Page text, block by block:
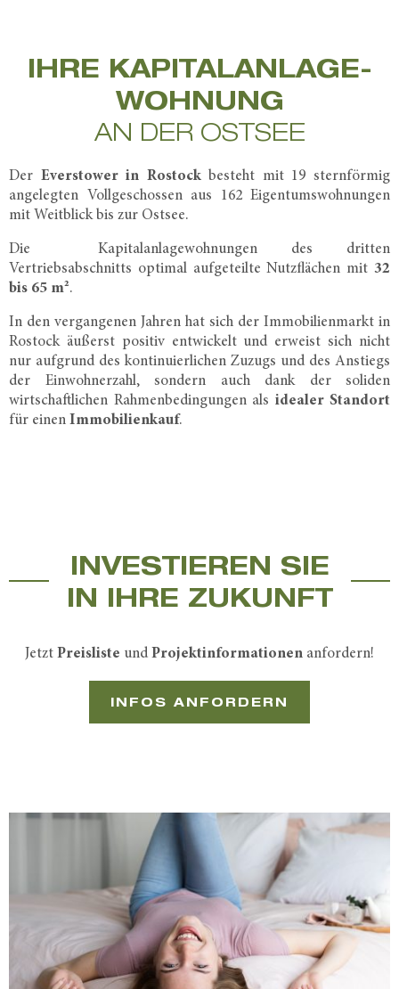
IHRE KAPITALANLAGE­
WOHNUNG
AN DER OSTSEE
Der Everstower in Rostockbesteht mit 19 sternförmig
angelegten Vollgeschossen aus 162 Eigentumswohnungen
mit Weitblick bis zur Ostsee.
Die Kapitalanlagewohnungen des dritten
Vertriebsabschnitts optimal aufgeteilte Nutzflächen mit 32
bis 65 m².
In den vergangenen Jahren hat sich der Immobilienmarkt in
Rostock äußerst positiv entwickelt und erweist sich nicht
nur aufgrund des kontinuierlichen Zuzugs und des Anstiegs
der Einwohnerzahl, sondern auch dank der soliden
wirtschaftlichen Rahmenbedingungen als idealer Standort
für einenImmobilienkauf.
INVESTIEREN SIE
IN IHRE ZUKUNFT
JetztPreisliste undProjektinformationen anfordern!
INFOS ANFORDERN